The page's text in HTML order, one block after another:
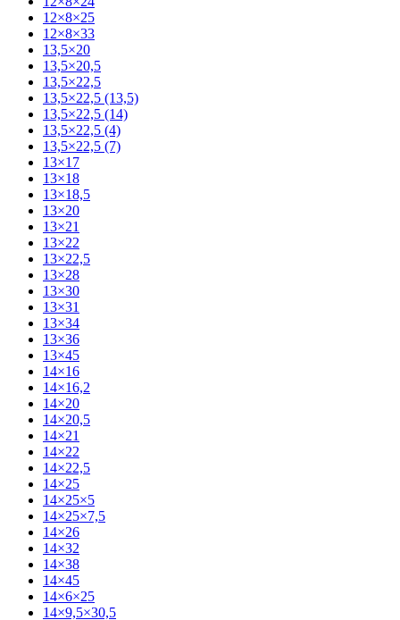
12×8×25
12×8×33
13,5×20
13,5×20,5
13,5×22,5
13,5×22,5 (13,5)
13,5×22,5 (14)
13,5×22,5 (4)
13,5×22,5 (7)
13×17
13×18
13×18,5
13×20
13×21
13×22
13×22,5
13×28
13×30
13×31
13×34
13×36
13×45
14×16
14×16,2
14×20
14×20,5
14×21
14×22
14×22,5
14×25
14×25×5
14×25×7,5
14×26
14×32
14×38
14×45
14×6×25
14×9,5×30,5